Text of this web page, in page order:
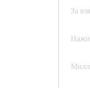
За